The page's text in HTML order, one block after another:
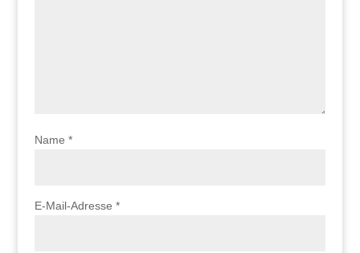
Name *
E-Mail-Adresse *